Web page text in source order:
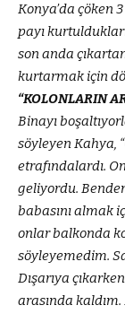
Konya’da çöken
payı
son anda
kurtarmak için
“KOLONLARIN
Binayı
söyleyen Kahya,
etrafındalardı.
geliyordu.
babasını almak
onlar balkonda
söyleyemedim.
Dışarıya
arasında